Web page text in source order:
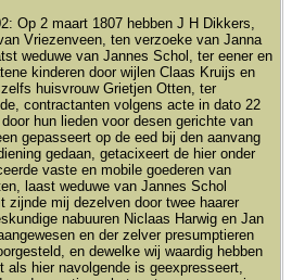
Op 2 maart 1807 hebben J H Dikkers,
Vriezenveen, ten verzoeke van Janna
weduwe van Jannes Schol, ter eener en
kinderen door wijlen Claas Kruijs en
huisvrouw Grietjen Otten, ter
contractanten volgens acte in dato 22
hun lieden voor desen gerichte van
gepasseert op de eed bij den aanvang
gedaan, getacixeert de hier onder
vaste en mobile goederen van
laast weduwe van Jannes Schol
zijnde mij dezelven door twee haarer
nabuuren Niclaas Harwig en Jan
en der zelver presumptieren
en dewelke wij waardig hebben
als hier navolgende is geexpresseert,